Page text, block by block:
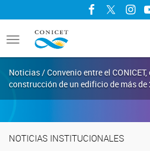
Facebook
Twitter
Toggle
navigation
Noticias / Convenio entre el
construcción de un edificio de más de
NOTICIAS INSTITUCIONALES